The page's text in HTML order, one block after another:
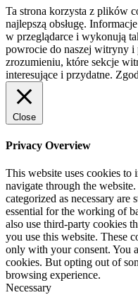
Ta strona korzysta z plików
najlepszą obsługę.
w przeglądarce i wykonują
powrocie do naszej witryny i
zrozumieniu, które sekcje
interesujące i przydatne.
Close
Privacy Overview
This website uses cookies
navigate through the
categorized as necessary are
essential for the working of
also use third-party cookies
you use this website. These
only with your consent. You
cookies. But opting out of
browsing experience.
Necessary